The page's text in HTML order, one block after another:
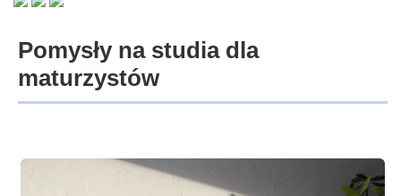
Pomysły na studia dla
maturzystów